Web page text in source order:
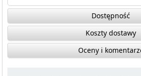
Dostępność
Koszty dostawy
Oceny i